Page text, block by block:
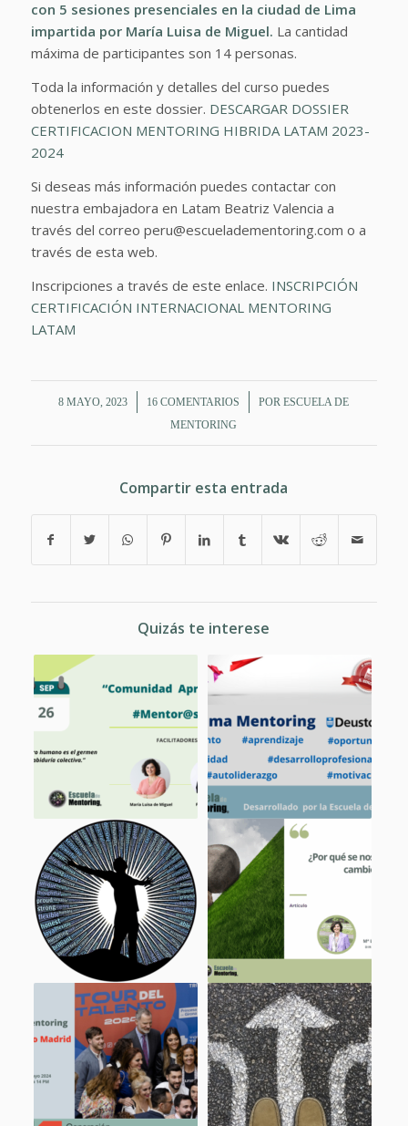
con 5 sesiones presenciales en la ciudad de Lima
impartida por María Luisa de Miguel. La cantidad
máxima de participantes son 14 personas.
Toda la información y detalles del curso puedes
obtenerlos en este dossier. DESCARGAR DOSSIER
CERTIFICACION MENTORING HIBRIDA LATAM 2023-
2024
Si deseas más información puedes contactar con
nuestra embajadora en Latam Beatriz Valencia a
través del correo peru@escueladementoring.com o a
través de esta web.
Inscripciones a través de este enlace. INSCRIPCIÓN
CERTIFICACIÓN INTERNACIONAL MENTORING
LATAM
8 MAYO, 2023
/ 16 COMENTARIOS
/ PORESCUELA DE
MENTORING
Compartir esta entrada
Quizás te interese